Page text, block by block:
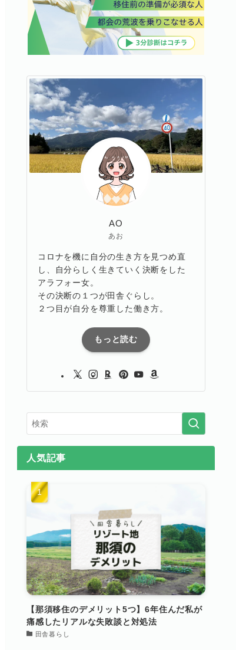
AO
あお
コロナを機に自分の生き方を見つめ直
し、自分らしく生きていく決断をした
アラフォー女。
その決断の１つが田舎ぐらし。
２つ目が自分を尊重した働き方。
もっと読む
人気記事
【那須移住のデメリット5つ】6年住んだ私が
痛感したリアルな失敗談と対処法
田舎暮らし